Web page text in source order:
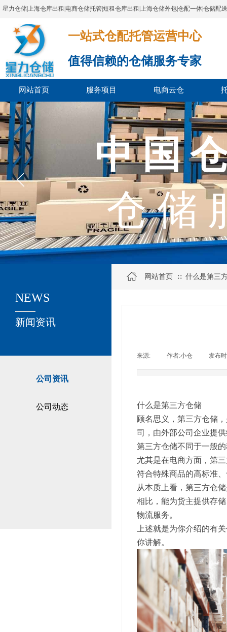
星力仓储|上海仓库出租|电商仓储托管|短租仓库出租|上海仓储外包|仓配一体|仓储配
一站式仓配托管运营中心​​​​​​​​​​​​​​​​​
值得信赖的仓储服务专家
网站首页 服务项目 电商云仓
中 国
仓 储
上海市
上海市
公司资讯
公司动态
关于我们
新闻资讯
NEWS
网站首页 ∷ 什么是第三
来源: 作者:小仓 发布
什么是第三方仓储
顾名思义，第三方仓储
司，由外部公司企业提
第三方仓储不同于一般
尤其是在电商方面，第
符合特殊商品的高标准
从本质上看，第三方仓
相比，能为货主提供存
物流服务。
上述就是为你介绍的有
你讲解。